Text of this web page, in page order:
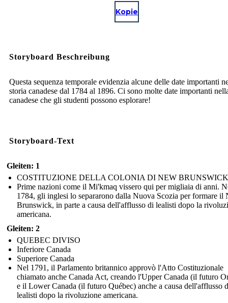
Kopie
Storyboard Beschreibung
Questa sequenza temporale evidenzia alcune delle date importanti
storia canadese dal 1784 al 1896. Ci sono molte date importanti
canadese che gli studenti possono esplorare!
Storyboard-Text
Gleiten: 1
COSTITUZIONE DELLA COLONIA DI NEW BRUNSWICK
Prime nazioni come il Mi'kmaq vissero qui per migliaia di anni.
1784, gli inglesi lo separarono dalla Nuova Scozia per formare il
Brunswick, in parte a causa dell'afflusso di lealisti dopo la
americana.
Gleiten: 2
QUEBEC DIVISO
Inferiore Canada
Superiore Canada
Nel 1791, il Parlamento britannico approvò l'Atto Costituzionale
chiamato anche Canada Act, creando l'Upper Canada (il futuro
e il Lower Canada (il futuro Québec) anche a causa dell'afflusso
lealisti dopo la rivoluzione americana.